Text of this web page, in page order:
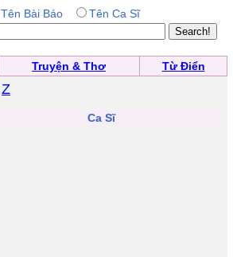
Tên Bài Báo Tên Ca Sĩ
Truyện & Thơ
Từ Điển
Z
Ca Sĩ